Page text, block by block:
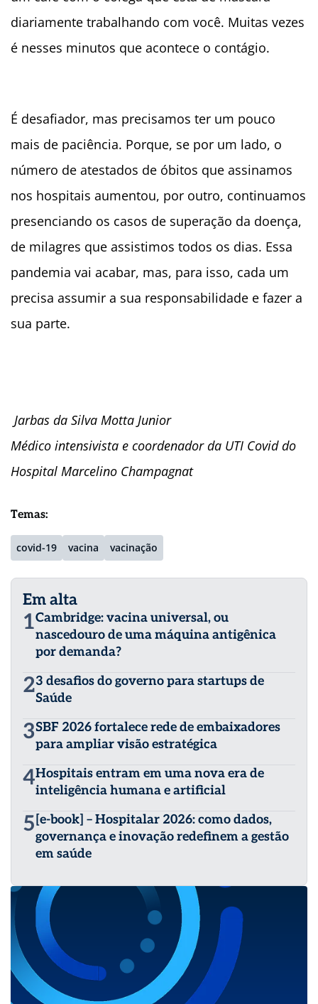
diariamente trabalhando com você. Muitas vezes
é nesses minutos que acontece o contágio.
É desafiador, mas precisamos ter um pouco
mais de paciência. Porque, se por um lado, o
número de atestados de óbitos que assinamos
nos hospitais aumentou, por outro, continuamos
presenciando os casos de superação da doença,
de milagres que assistimos todos os dias. Essa
pandemia vai acabar, mas, para isso, cada um
precisa assumir a sua responsabilidade e fazer a
sua parte.
Jarbas da Silva Motta Junior
Médico intensivista e coordenador da UTI Covid do
Hospital Marcelino Champagnat
Temas:
covid-19 vacina vacinação
Em alta
1Cambridge: vacina universal, ou
nascedouro de uma máquina antigênica
por demanda?
23 desafios do governo para startups de
Saúde
3SBF 2026 fortalece rede de embaixadores
para ampliar visão estratégica
4Hospitais entram em uma nova era de
inteligência humana e artificial
5 [e-book] – Hospitalar 2026: como dados,
governança e inovação redefinem a gestão
em saúde